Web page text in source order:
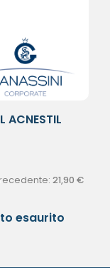
ACNESTIL
21,90 €
esaurito